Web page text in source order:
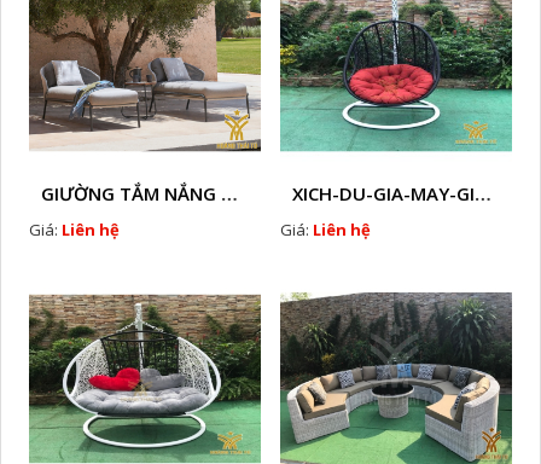
GIƯỜNG TẮM NẮNG GIẢ MÂY HTT - B78
Giá: Liên hệ
XICH-DU-GIA-MAY-GIA-RE-HTT-XDW21
Giá: Liên hệ